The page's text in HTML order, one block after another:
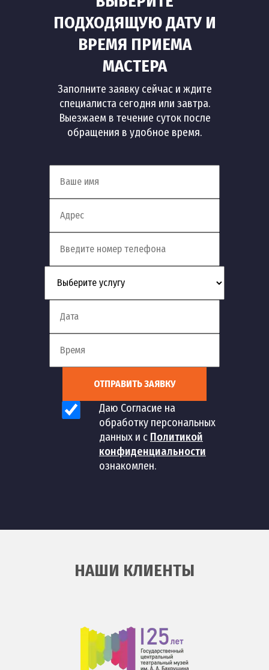
ПОДХОДЯЩУЮ ДАТУ И
ВРЕМЯ ПРИЕМА
МАСТЕРА
Заполните заявку сейчас и ждите
специалиста сегодня или завтра.
Выезжаем в течение суток после
обращения в удобное время.
ОТПРАВИТЬ ЗАЯВКУ
Даю Согласие на
обработку персональных
данных и с Политикой
конфиденциальности
ознакомлен.
НАШИ КЛИЕНТЫ